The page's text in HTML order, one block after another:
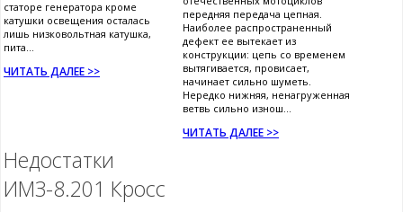
статоре генератора кроме
катушки освещения осталась
лишь низковольтная катушка,
пита...
ЧИТАТЬ ДАЛЕЕ >>
передняя передача цепная.
Наиболее распространенный
дефект ее вытекает из
конструкции: цепь со временем
вытягивается, провисает,
начинает сильно шуметь.
Нередко нижняя, ненагруженная
ветвь сильно изнош...
ЧИТАТЬ ДАЛЕЕ >>
Недостатки
ИМЗ-8.201 Кросс